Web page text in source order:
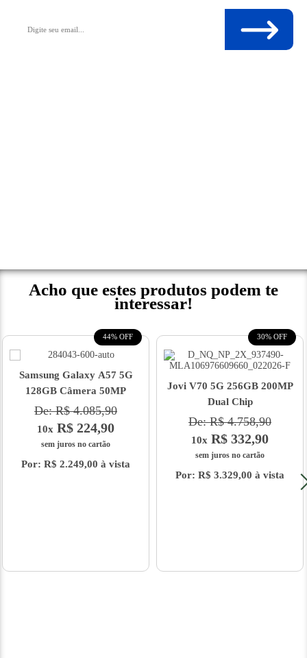
Acho que estes produtos podem te
interessar!
44% OFF
Samsung Galaxy A57 5G
128GB Câmera 50MP
De: R$ 4.085,90
10x R$ 224,90
sem juros no cartão
Por: R$ 2.249,00 à vista
30% OFF
Jovi V70 5G 256GB 200MP
Dual Chip
De: R$ 4.758,90
10x R$ 332,90
sem juros no cartão
Por: R$ 3.329,00 à vista